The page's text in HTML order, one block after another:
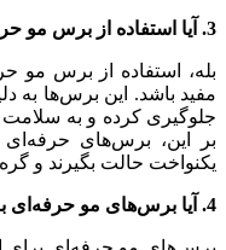
3. آیا استفاده از برس مو حرفه‌ای برای موهای من مفید است؟
بله، استفاده از برس مو
مفید باشد. این برس‌ها به
جلوگیری کرده و به
بر این، برس‌های حرفه‌ای
یکنواخت حالت بگیرند و
4. آیا برس‌های مو حرفه‌ای برای هر نوع مویی مناسب هستند؟